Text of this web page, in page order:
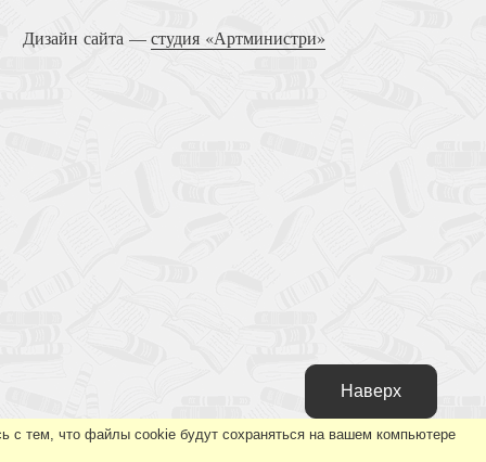
Дизайн сайта —студия «Артминистри»
с тем, что файлы cookie будут сохраняться на вашем компьютере
Наверх